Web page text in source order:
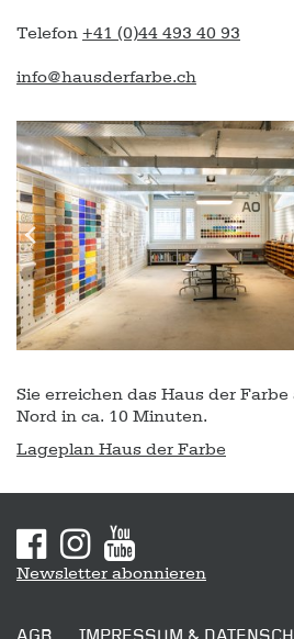
Telefon +41 (0)44 493 40 93
info@hausderfarbe.ch
Previous
Slide
Next
Slide
Sie erreichen das Haus der
Nord in ca. 10 Minuten.
Lageplan Haus der Farbe
Newsletter abonnieren